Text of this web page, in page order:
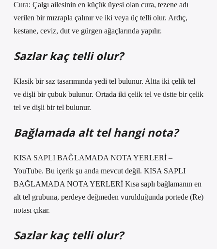
Cura: Çalgı ailesinin en küçük üyesi olan cura, tezene adı
verilen bir mızrapla çalınır ve iki veya üç telli olur. Ardıç,
kestane, ceviz, dut ve gürgen ağaçlarında yapılır.
Sazlar kaç telli olur?
Klasik bir saz tasarımında yedi tel bulunur. Altta iki çelik tel
ve dişli bir çubuk bulunur. Ortada iki çelik tel ve üstte bir çelik
tel ve dişli bir tel bulunur.
Bağlamada alt tel hangi nota?
KISA SAPLI BAĞLAMADA NOTA YERLERİ –
YouTube. Bu içerik şu anda mevcut değil. KISA SAPLI
BAĞLAMADA NOTA YERLERİ Kısa saplı bağlamanın en
alt tel grubuna, perdeye değmeden vurulduğunda portede (Re)
notası çıkar.
Sazlar kaç telli olur?